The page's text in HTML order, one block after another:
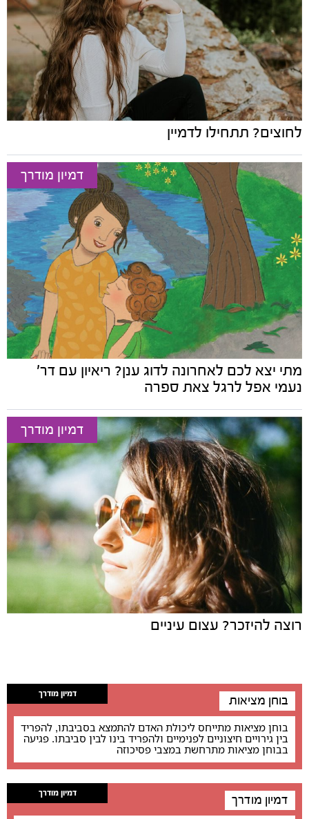
לחוצים? תתחילו לדמיין
דמיון מודרך
מתי יצא לכם לאחרונה לדוג ענן? ריאיון עם דר'
נעמי אפל לרגל צאת ספרה
דמיון מודרך
רוצה להיזכר? עצום עיניים
דמיון מודרך בוחן מציאות
בוחן מציאות מתייחס ליכולת האדם להתמצא בסביבתו, להפריד
בין גירויים חיצוניים לפנימיים ולהפריד בינו לבין סביבתו. פגיעה
בבוחן מציאות מתרחשת במצבי פסיכוזה
דמיון מודרך דמיון מודרך